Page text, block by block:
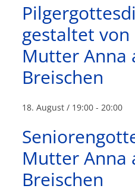
gestaltet von
Mutter Anna
Breischen
18. August / 19:00 -20:00
Mutter Anna
Breischen